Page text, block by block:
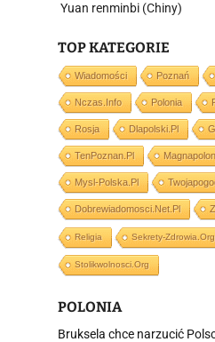
Yuan renminbi (Chiny)
TOP KATEGORIE
Wiadomości Poznań
Nczas.info Polonia
Rosja Dlapolski.pl
TenPoznan.pl
Mysl-Polska.pl
Dobrewiadomosci.net.pl
Religia Sekrety-Zdrowia.org
Stolikwolnosci.org
POLONIA
Bruksela chce narzucić